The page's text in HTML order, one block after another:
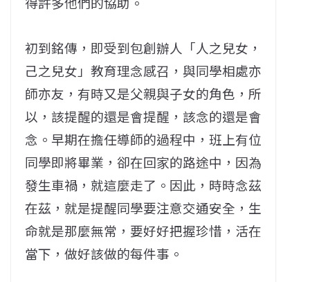
初到銘傳，即受到包創辦人「人之兒女，
己之兒女」教育理念感召，與同學相處亦
師亦友，有時又是父親與子女的角色，所
以，該提醒的還是會提醒，該念的還是會
念。早期在擔任導師的過程中，班上有位
同學即將畢業，卻在回家的路途中，因為
發生車禍，就這麼走了。因此，時時念茲
在茲，就是提醒同學要注意交通安全，生
命就是那麼無常，要好好把握珍惜，活在
當下，做好該做的每件事。